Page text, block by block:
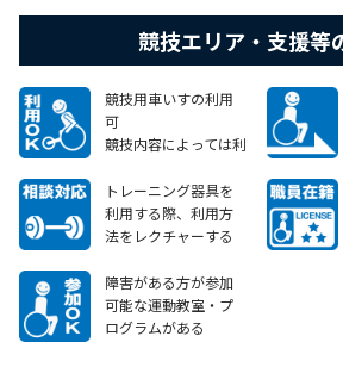
競技エリア・支援等
競技用車いすの利用
可
競技内容によっては利
場合がございます。事
前にご相談くださ
い。
トレーニング器具を
利用する際、利用方
法をレクチャーする
らのニーズに対して相
談等に応じることが
できる
障害がある方が参加
可能な運動教室・プ
ログラムがある